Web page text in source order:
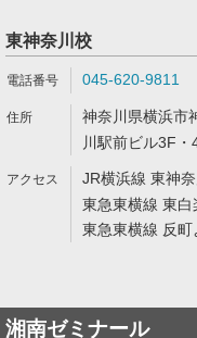
東神奈川校
045-620-9811
神奈川県横浜市
川駅前ビル3F・
JR横浜線 東神
東急東横線 東
東急東横線 反
湘南ゼミナール